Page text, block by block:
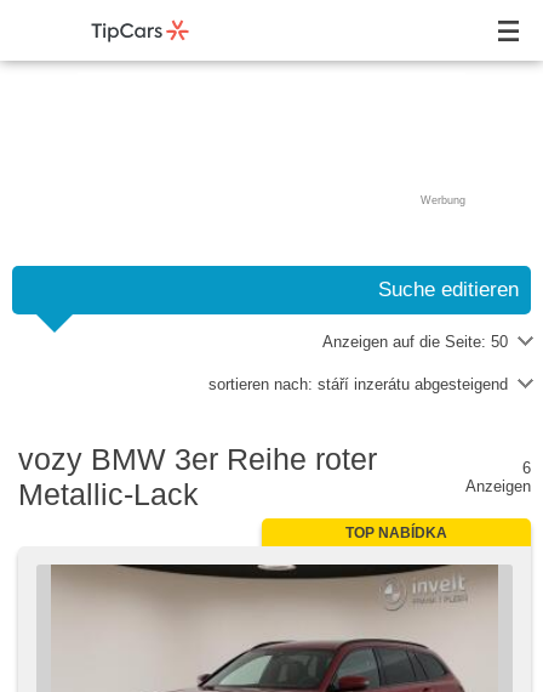
Werbung
Suche editieren
Anzeigen auf die Seite: 50
sortieren nach: stáří inzerátu abgesteigend
vozy BMW 3er Reihe roter
Metallic-Lack
6
Anzeigen
TOP NABÍDKA